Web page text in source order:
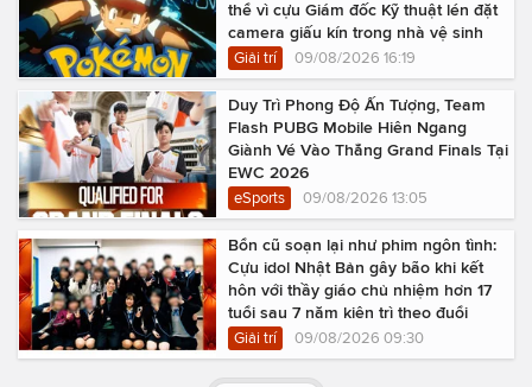
thể vì cựu Giám đốc Kỹ thuật lén đặt
camera giấu kín trong nhà vệ sinh
Giải trí 09/08/2026 16:19
Duy Trì Phong Độ Ấn Tượng, Team
Flash PUBG Mobile Hiên Ngang
Giành Vé Vào Thẳng Grand Finals Tại
EWC 2026
eSports 09/08/2026 13:05
Bổn cũ soạn lại như phim ngôn tình:
Cựu idol Nhật Bản gây bão khi kết
hôn với thầy giáo chủ nhiệm hơn 17
tuổi sau 7 năm kiên trì theo đuổi
Giải trí 09/08/2026 09:30